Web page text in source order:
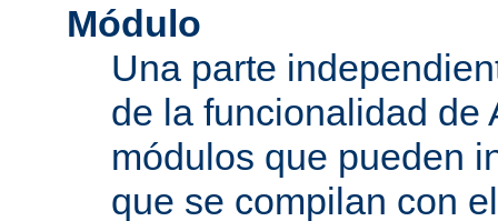
Módulo
Una parte
de la funcionalidad de
módulos que pueden
que se compilan con